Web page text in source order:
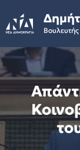
to
content